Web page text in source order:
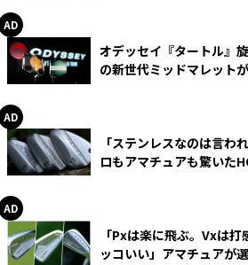
オデッセイ『タートル』
の新世代ミッドマレット
「ステンレスなのは言わ
ロもアマチュアも驚いた
「Pxは楽に飛ぶ。Vxは
ッコいい」アマチュアが